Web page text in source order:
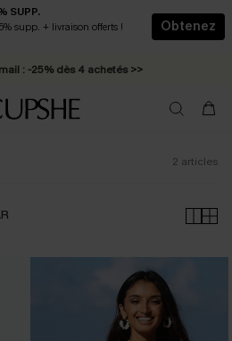
SUPP.
supp. + livraison offerts !
Obtenez
2-3 jours ouvrés >>
: -25% dès 4 achetés >>
2 articles